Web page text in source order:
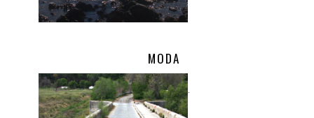
MODA
.